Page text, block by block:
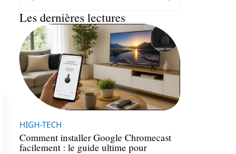
Les dernières lectures
HIGH-TECH
Comment installer Google Chromecast
facilement : le guide ultime pour